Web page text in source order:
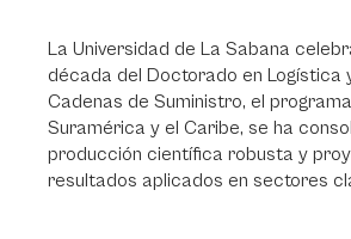
La Universidad de La Sabana
década del Doctorado en Logística
Cadenas de Suministro, el
Suramérica y el Caribe, se ha
producción científica robusta y
resultados aplicados en sectores